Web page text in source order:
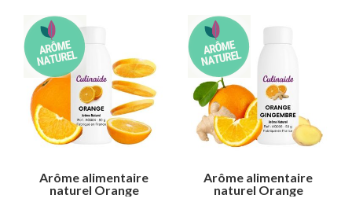
Arôme alimentaire
naturel Orange
Arôme alimentaire
naturel Orange